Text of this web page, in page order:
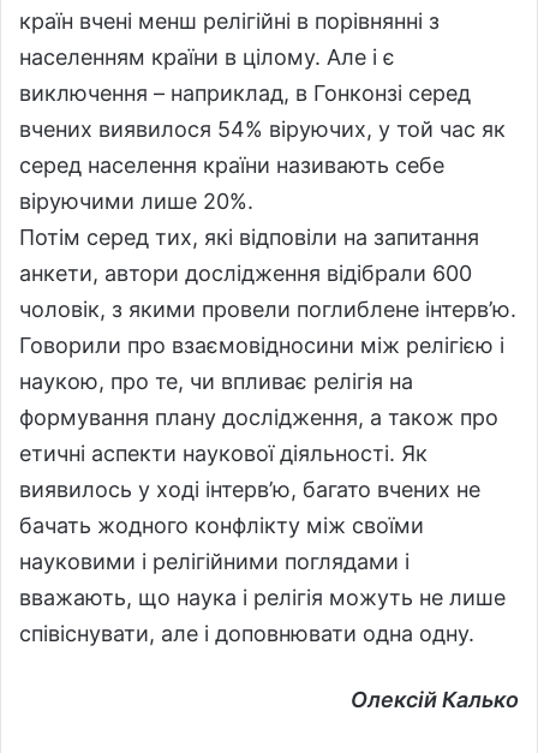
країн вчені менш релігійні в порівнянні з
населенням країни в цілому. Але і є
виключення – наприклад, в Гонконзі серед
вчених виявилося 54% віруючих, у той час як
серед населення країни називають себе
віруючими лише 20%.
Потім серед тих, які відповіли на запитання
анкети, автори дослідження відібрали 600
чоловік, з якими провели поглиблене інтерв’ю.
Говорили про взаємовідносини між релігією і
наукою, про те, чи впливає релігія на
формування плану дослідження, а також про
етичні аспекти наукової діяльності. Як
виявилось у ході інтерв’ю, багато вчених не
бачать жодного конфлікту між своїми
науковими і релігійними поглядами і
вважають, що наука і релігія можуть не лише
співіснувати, але і доповнювати одна одну.
Олексій Калько